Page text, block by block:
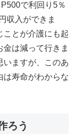
で利回り5％
収入ができま
ことが介護にも起
は減って行きま
いますが、このあ
は寿命がわからな
ろう